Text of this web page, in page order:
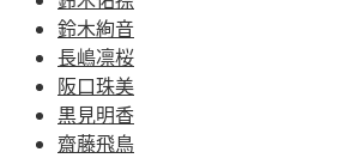
鈴木絢音
長嶋凛桜
阪口珠美
黒見明香
齋藤飛鳥